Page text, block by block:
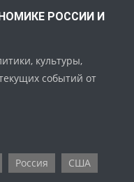
РОССИИ И
культуры,
событий от
Россия
США